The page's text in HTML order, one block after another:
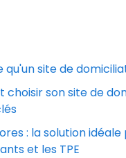
07/2026
site de
choisir son site de
: la solution idéale
et les TPE